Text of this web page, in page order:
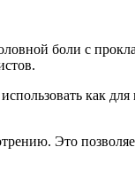
боли с
как
Это